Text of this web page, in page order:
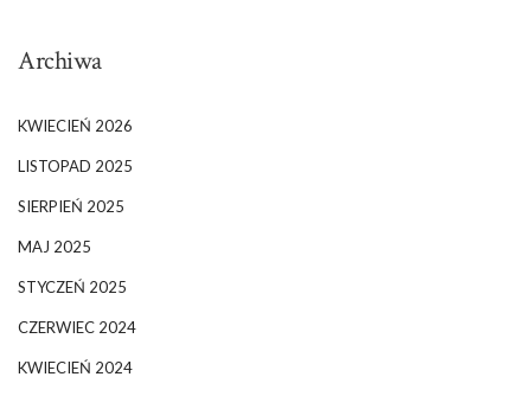
Archiwa
KWIECIEŃ 2026
LISTOPAD 2025
SIERPIEŃ 2025
MAJ 2025
STYCZEŃ 2025
CZERWIEC 2024
KWIECIEŃ 2024